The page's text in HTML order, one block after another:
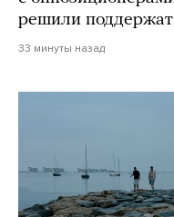
решили
33 минуты назад